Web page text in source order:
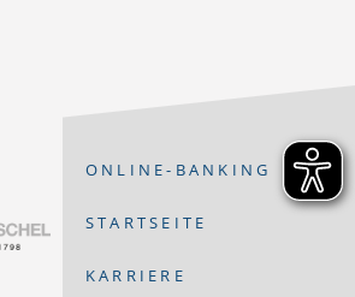
ONLINE-BANKING
STARTSEITE
KARRIERE